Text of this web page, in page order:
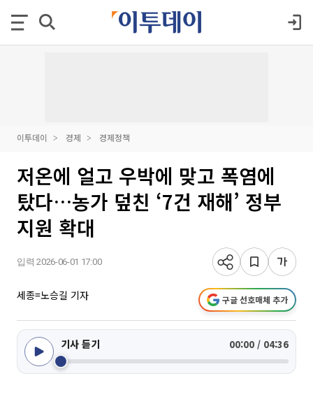
이투데이 경제 경제정책
저온에 얼고 우박에 맞고 폭염에
탔다…농가 덮친 ‘7건 재해’ 정부
지원 확대
입력 2026-06-01 17:00
세종=노승길 기자 구글 선호매체 추가
기사 듣기 00:00 / 04:36